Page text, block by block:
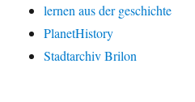
lernen aus der geschichte
PlanetHistory
Stadtarchiv Brilon